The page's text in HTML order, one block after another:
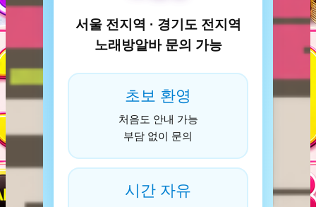
서울 전지역 · 경기도 전지역
노래방알바 문의 가능
초보 환영
처음도 안내 가능
부담 없이 문의
시간 자유